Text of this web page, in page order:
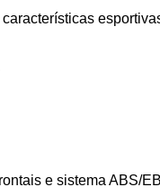
e sistema ABS/